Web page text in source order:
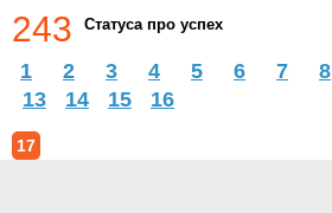
243 Статуса про успех
1 2 3 4 5 6 7 8
13
14 15 16
17